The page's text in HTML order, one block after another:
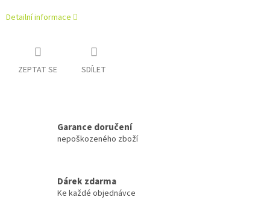
Detailní informace
ZEPTAT SE SDÍLET
Garance doručení
nepoškozeného zboží
Dárek zdarma
Ke každé objednávce